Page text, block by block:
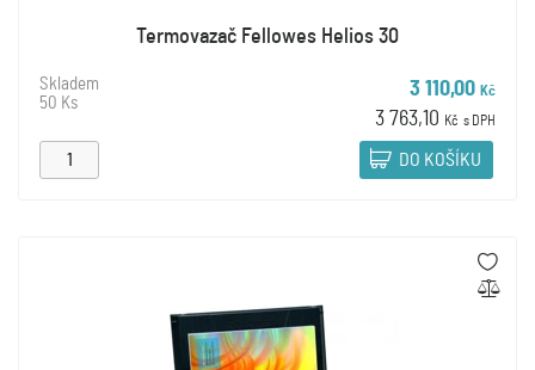
Termovazač Fellowes Helios 30
Skladem
50 Ks
3 110,00 Kč
3 763,10 Kč s DPH
DO KOŠÍKU